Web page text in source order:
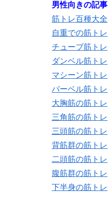
男性向きの記事
筋トレ百種大全
自重での筋トレ
チューブ筋トレ
ダンベル筋トレ
マシーン筋トレ
バーベル筋トレ
大胸筋の筋トレ
三角筋の筋トレ
三頭筋の筋トレ
背筋群の筋トレ
二頭筋の筋トレ
腹筋群の筋トレ
下半身の筋トレ